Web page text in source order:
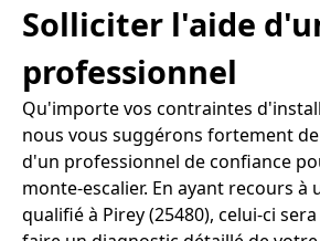
Solliciter l'aide
professionnel
Qu'importe vos contraintes
nous vous suggérons fortement
d'un professionnel de confiance
monte-escalier. En ayant recours à
qualifié à Pirey (25480), celui-ci